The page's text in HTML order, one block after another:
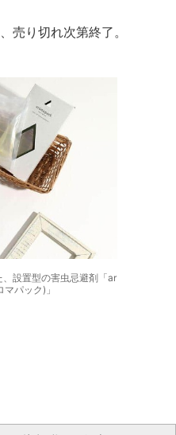
り切れ次第終了。
設置型の害虫忌避剤「ar
パック)」